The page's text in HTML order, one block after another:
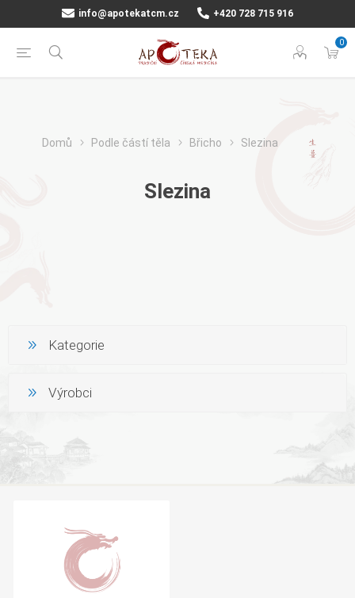
info@apotekatcm.cz +420 728 715 916
0
Domů Podle částí těla Břicho Slezina
Slezina
Kategorie
Výrobci